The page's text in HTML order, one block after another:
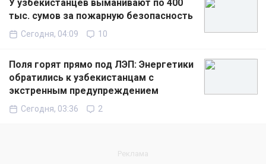
У узбекистанцев выманивают по 400
тыс. сумов за пожарную безопасность
Сегодня, 04:09 10
Поля горят прямо под ЛЭП: Энергетики
обратились к узбекистанцам с
экстренным предупреждением
Сегодня, 03:36 2